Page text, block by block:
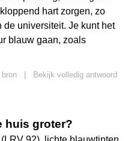
hart zorgen, zo
de universiteit. Je kunt het
blauw gaan, zoals
Bekijk volledig antwoord
huis groter?